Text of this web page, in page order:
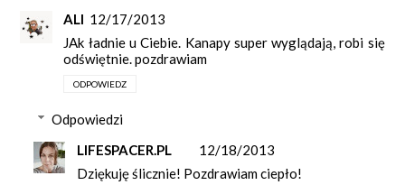
ALI 12/17/2013
JAk ładnie u Ciebie. Kanapy super wyglądają, robi się
odświętnie. pozdrawiam
ODPOWIEDZ
Odpowiedzi
LIFESPACER.PL
12/18/2013
Dziękuję ślicznie! Pozdrawiam ciepło!